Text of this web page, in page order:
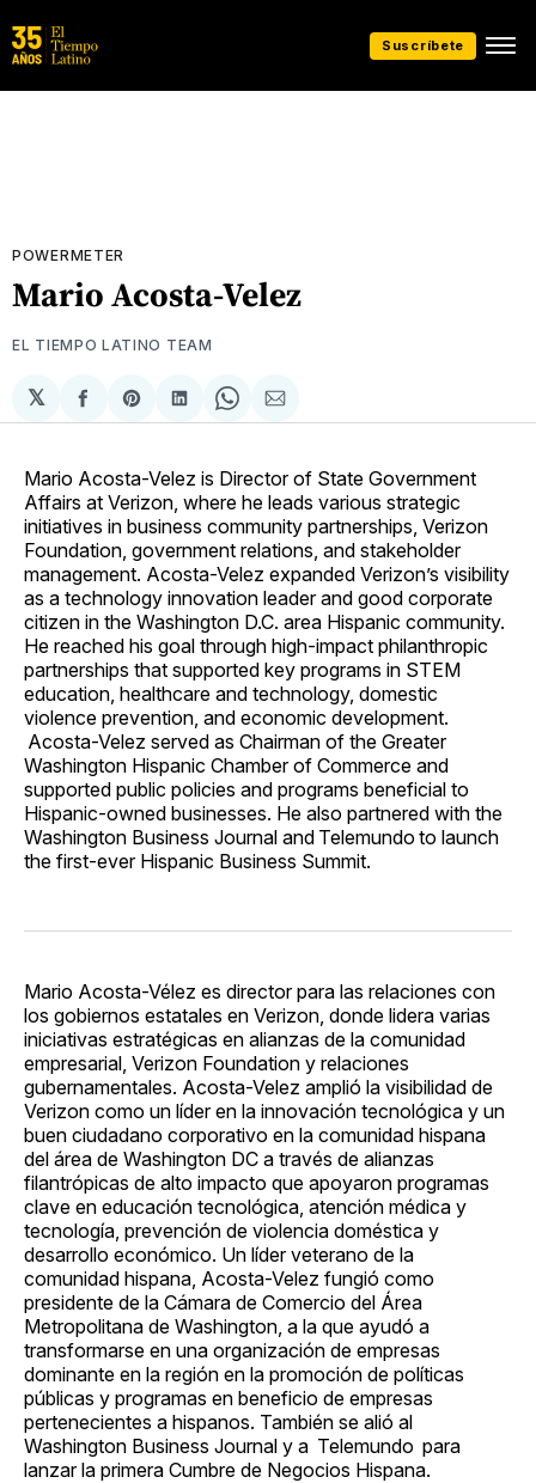
Suscríbete
POWERMETER
Mario Acosta-Velez
EL TIEMPO LATINO TEAM
𝕏
Compartir
en
Share
on
Compartir
en
Share
on
Compartir
via
Mario Acosta-Velez is Director of State Government
Affairs at Verizon, where he leads various strategic
initiatives in business community partnerships, Verizon
Foundation, government relations, and stakeholder
management. Acosta-Velez expanded Verizon’s visibility
as a technology innovation leader and good corporate
citizen in the Washington D.C. area Hispanic community.
He reached his goal through high-impact philanthropic
partnerships that supported key programs in STEM
education, healthcare and technology, domestic
violence prevention, and economic development.
Acosta-Velez served as Chairman of the Greater
Washington Hispanic Chamber of Commerce and
supported public policies and programs beneficial to
Hispanic-owned businesses. He also partnered with the
Washington Business Journal and Telemundo to launch
the first-ever Hispanic Business Summit.
Mario Acosta-Vélez es director para las relaciones con
los gobiernos estatales en Verizon, donde lidera varias
iniciativas estratégicas en alianzas de la comunidad
empresarial, Verizon Foundation y relaciones
gubernamentales. Acosta-Velez amplió la visibilidad de
Verizon como un líder en la innovación tecnológica y un
buen ciudadano corporativo en la comunidad hispana
del área de Washington DC a través de alianzas
filantrópicas de alto impacto que apoyaron programas
clave en educación tecnológica, atención médica y
tecnología, prevención de violencia doméstica y
desarrollo económico. Un líder veterano de la
comunidad hispana, Acosta-Velez fungió como
presidente de la Cámara de Comercio del Área
Metropolitana de Washington, a la que ayudó a
transformarse en una organización de empresas
dominante en la región en la promoción de políticas
públicas y programas en beneficio de empresas
pertenecientes a hispanos. También se alió al
Washington Business Journal y a Telemundo para
lanzar la primera Cumbre de Negocios Hispana.